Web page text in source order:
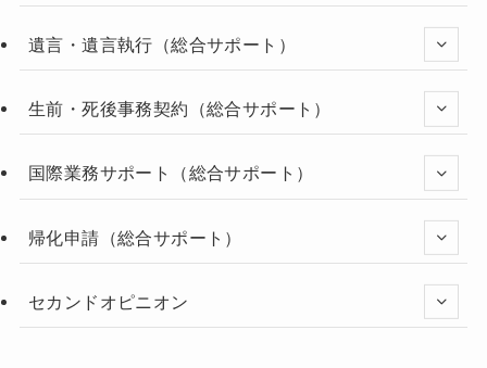
遺言・遺言執行（総合サポート）
生前・死後事務契約（総合サポート）
国際業務サポート（総合サポート）
帰化申請（総合サポート）
セカンドオピニオン